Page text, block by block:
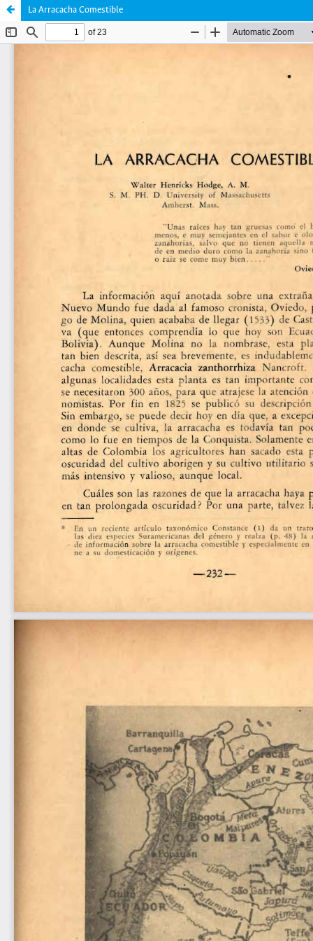
La Arracacha Comestible